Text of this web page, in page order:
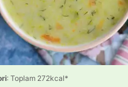
: Toplam 272kcal*